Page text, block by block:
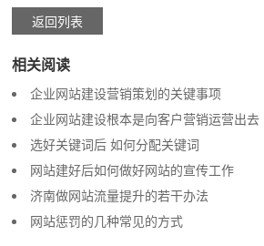
返回列表
相关阅读
企业网站建设营销策划的关键事项
企业网站建设根本是向客户营销运营出去
选好关键词后 如何分配关键词
网站建好后如何做好网站的宣传工作
济南做网站流量提升的若干办法
网站惩罚的几种常见的方式